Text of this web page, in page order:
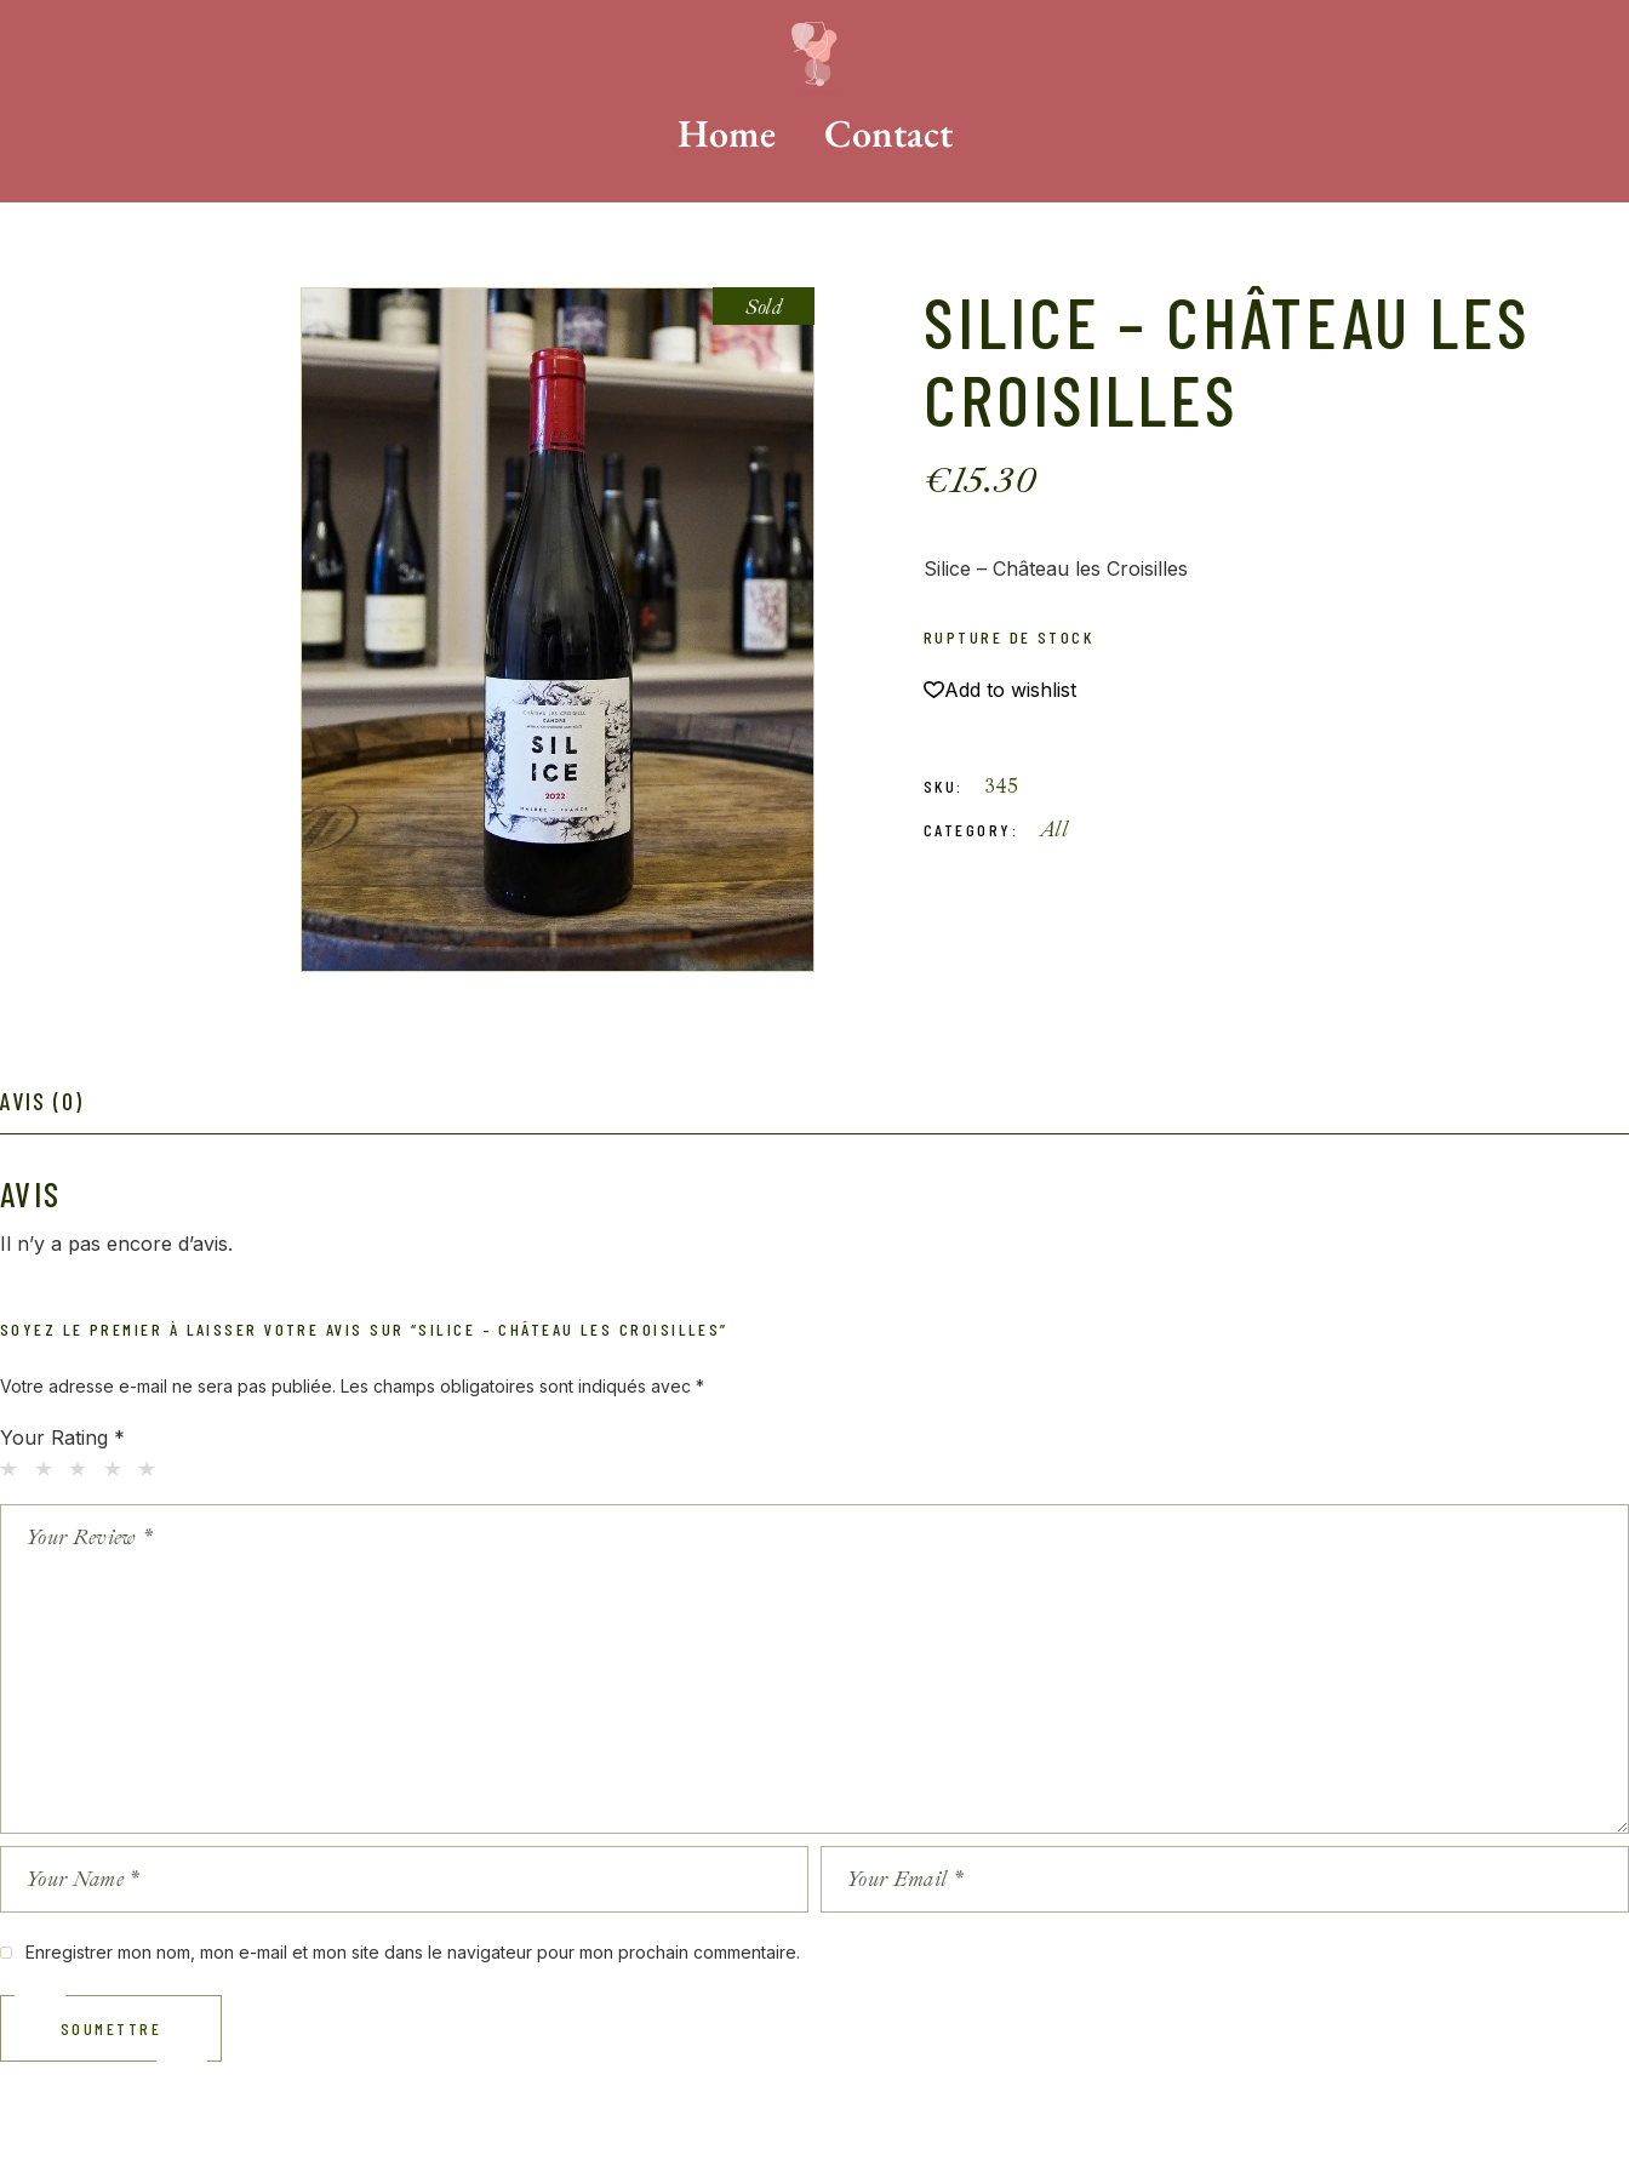
Home Contact
Sold
SILICE – CHÂTEAU LES
CROISILLES
€15.30
Silice – Château les Croisilles
RUPTURE DE STOCK
Add to wishlist
SKU: 345
CATEGORY: All
AVIS (0)
AVIS
Il n’y a pas encore d’avis.
SOYEZ LE PREMIER À LAISSER VOTRE AVIS SUR “SILICE – CHÂTEAU LES CROISILLES”
Votre adresse e-mail ne sera pas publiée. Les champs obligatoires sont indiqués avec *
Your Rating *
Enregistrer mon nom, mon e-mail et mon site dans le navigateur pour mon prochain commentaire.
SOUMETTRE